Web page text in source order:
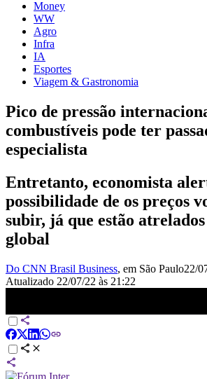
Money
WW
Agro
Infra
IA
Esportes
Viagem & Gastronomia
Pico de pressão
combustíveis pode ter
especialista
Entretanto, economista
possibilidade de os preços
subir, já que estão
global
Do CNN Brasil Business, em São Paulo22/
Atualizado 22/07/22 às 21:22